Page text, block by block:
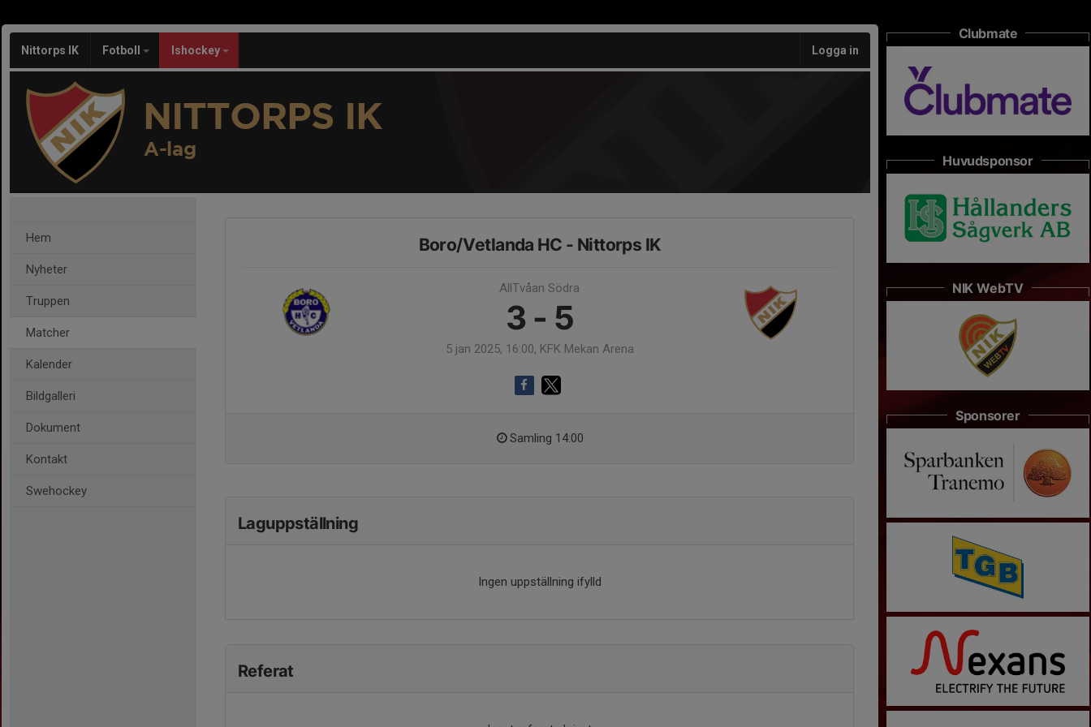
Nittorps IK Fotboll Ishockey Logga in
NITTORPS IK
A-lag
Hem
Nyheter
Truppen
Matcher
Kalender
Bildgalleri
Dokument
Kontakt
Swehockey
Boro/Vetlanda HC - Nittorps IK
AllTvåan Södra
3 - 5
5 jan 2025, 16:00, KFK Mekan Arena
Samling 14:00
Laguppställning
Ingen uppställning ifylld
Referat
Clubmate
Huvudsponsor
NIK WebTV
Sponsorer